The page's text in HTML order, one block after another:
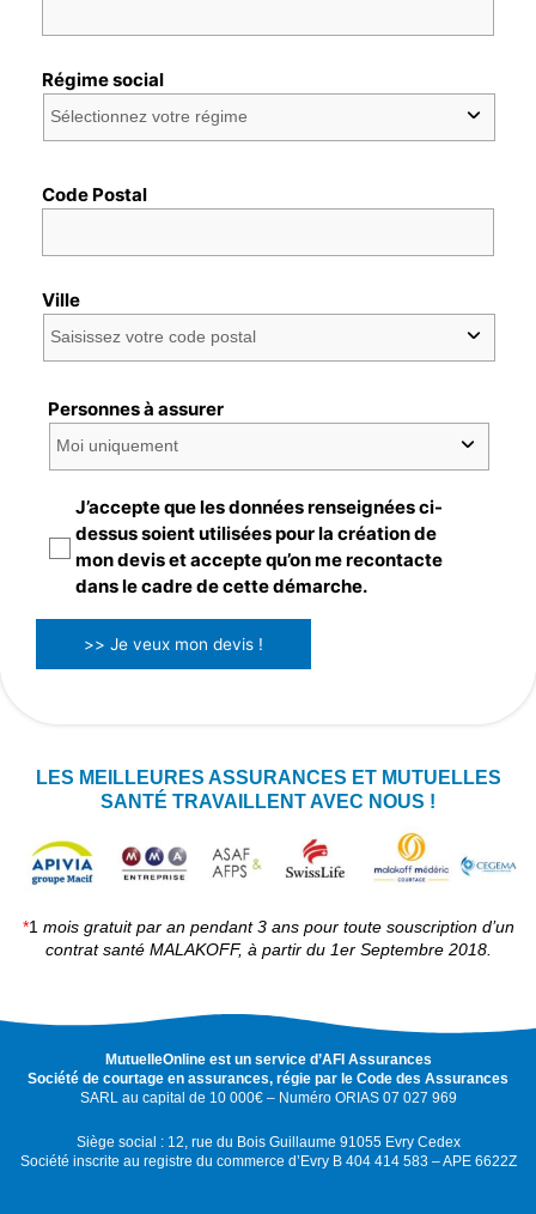
Régime social
Code Postal
Ville
Personnes à assurer
J’accepte que les données renseignées ci-
dessus soient utilisées pour la création de
mon devis et accepte qu’on me recontacte
dans le cadre de cette démarche.
>> Je veux mon devis !
LES MEILLEURES ASSURANCES ET MUTUELLES
SANTÉ TRAVAILLENT AVEC NOUS !
*1 mois gratuit par an pendant 3 ans pour toute souscription d’un
contrat santé MALAKOFF, à partir du 1er Septembre 2018.
MutuelleOnline est un service d’AFI Assurances
Société de courtage en assurances, régie par le Code des Assurances
SARL au capital de 10 000€ – Numéro ORIAS 07 027 969
Siège social : 12, rue du Bois Guillaume 91055 Evry Cedex
Société inscrite au registre du commerce d’Evry B 404 414 583 – APE 6622Z